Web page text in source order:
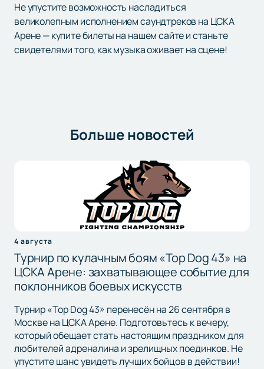
Не упустите возможность насладиться
великолепным исполнением саундтреков на ЦСКА
Арене — купите билеты на нашем сайте и станьте
свидетелями того, как музыка оживает на сцене!
Больше новостей
4 августа
Турнир по кулачным боям «Top Dog 43» на
ЦСКА Арене: захватывающее событие для
поклонников боевых искусств
Турнир «Top Dog 43» перенесён на 26 сентября в
Москве на ЦСКА Арене. Подготовьтесь к вечеру,
который обещает стать настоящим праздником для
любителей адреналина и зрелищных поединков. Не
упустите шанс увидеть лучших бойцов в действии!